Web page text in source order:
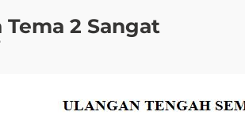
Tema 2 Sangat